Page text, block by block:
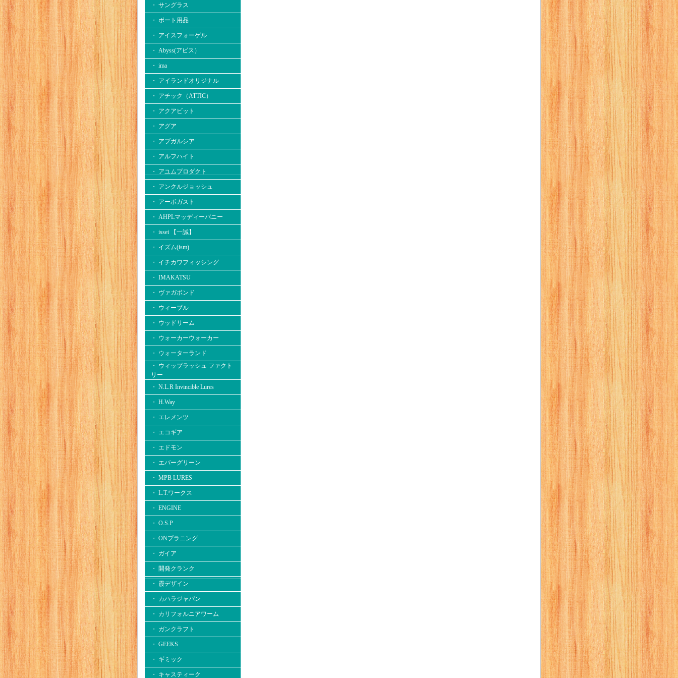
・ サングラス
・ ボート用品
・ アイスフォーゲル
・ Abyss(アビス）
・ ima
・ アイランドオリジナル
・ アチック（ATTIC）
・ アクアビット
・ アグア
・ アブガルシア
・ アルフハイト
・ アユムプロダクト
・ アンクルジョッシュ
・ アーボガスト
・ AHPLマッディーバニー
・ issei 【一誠】
・ イズム(ism)
・ イチカワフィッシング
・ IMAKATSU
・ ヴァガボンド
・ ウィーブル
・ ウッドリーム
・ ウォーカーウォーカー
・ ウォーターランド
・ ウィップラッシュ ファクト
リー
・ N.L.R Invincible Lures
・ H.Way
・ エレメンツ
・ エコギア
・ エドモン
・ エバーグリーン
・ MPB LURES
・ L.T.ワークス
・ ENGINE
・ O.S.P
・ ONプラニング
・ ガイア
・ 開発クランク
・ 霞デザイン
・ カハラジャパン
・ カリフォルニアワーム
・ ガンクラフト
・ GEEKS
・ ギミック
・ キャスティーク